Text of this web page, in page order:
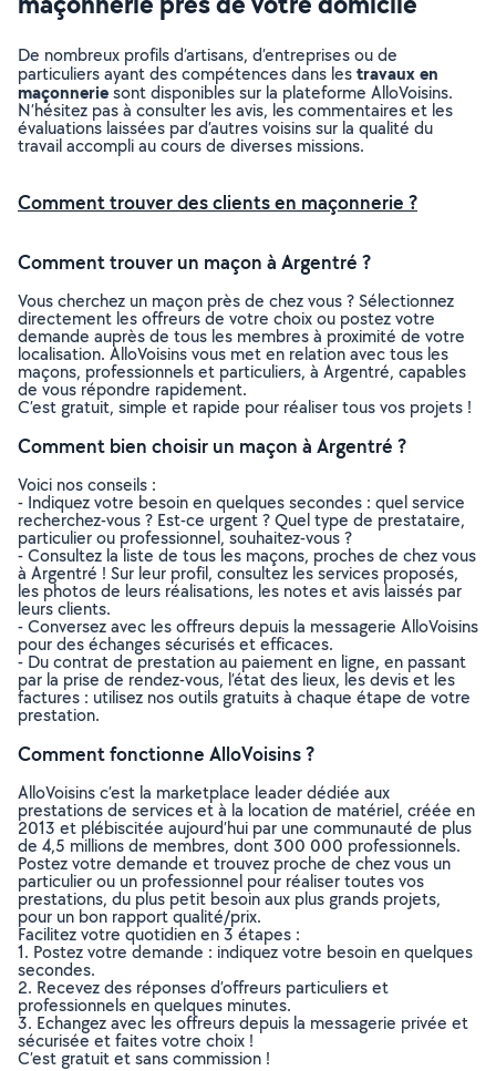
De nombreux profils d’artisans, d’entreprises ou de
particuliers ayant des compétences dans lestravaux en
maçonneriesont disponibles sur la plateforme AlloVoisins.
N’hésitez pas à consulter les avis, les commentaires et les
évaluations laissées par d’autres voisins sur la qualité du
travail accompli au cours de diverses missions.
Comment trouver des clients en maçonnerie ?
Comment trouver un maçon à Argentré ?
Vous cherchez un maçon près de chez vous ? Sélectionnez
directement les offreurs de votre choix ou postez votre
demande auprès de tous les membres à proximité de votre
localisation. AlloVoisins vous met en relation avec tous les
maçons, professionnels et particuliers, à Argentré, capables
de vous répondre rapidement.
C’est gratuit, simple et rapide pour réaliser tous vos projets !
Comment bien choisir un maçon à Argentré ?
Voici nos conseils :
- Indiquez votre besoin en quelques secondes : quel service
recherchez-vous ? Est-ce urgent ? Quel type de prestataire,
particulier ou professionnel, souhaitez-vous ?
- Consultez la liste de tous les maçons, proches de chez vous
à Argentré ! Sur leur profil, consultez les services proposés,
les photos de leurs réalisations, les notes et avis laissés par
leurs clients.
- Conversez avec les offreurs depuis la messagerie AlloVoisins
pour des échanges sécurisés et efficaces.
- Du contrat de prestation au paiement en ligne, en passant
par la prise de rendez-vous, l’état des lieux, les devis et les
factures : utilisez nos outils gratuits à chaque étape de votre
prestation.
Comment fonctionne AlloVoisins ?
AlloVoisins c’est la marketplace leader dédiée aux
prestations de services et à la location de matériel, créée en
2013 et plébiscitée aujourd’hui par une communauté de plus
de 4,5 millions de membres, dont 300 000 professionnels.
Postez votre demande et trouvez proche de chez vous un
particulier ou un professionnel pour réaliser toutes vos
prestations, du plus petit besoin aux plus grands projets,
pour un bon rapport qualité/prix.
Facilitez votre quotidien en 3 étapes :
1. Postez votre demande : indiquez votre besoin en quelques
secondes.
2. Recevez des réponses d’offreurs particuliers et
professionnels en quelques minutes.
3. Echangez avec les offreurs depuis la messagerie privée et
sécurisée et faites votre choix !
C’est gratuit et sans commission !